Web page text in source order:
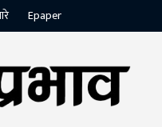
Epaper